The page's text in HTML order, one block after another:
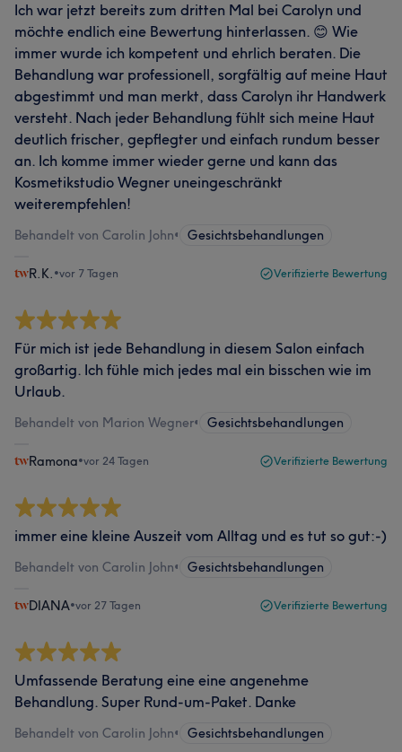
Ich war jetzt bereits zum dritten Mal bei Carolyn und
möchte endlich eine Bewertung hinterlassen. 😊 Wie
immer wurde ich kompetent und ehrlich beraten. Die
Behandlung war professionell, sorgfältig auf meine Haut
abgestimmt und man merkt, dass Carolyn ihr Handwerk
versteht. Nach jeder Behandlung fühlt sich meine Haut
deutlich frischer, gepflegter und einfach rundum besser
an. Ich komme immer wieder gerne und kann das
Kosmetikstudio Wegner uneingeschränkt
weiterempfehlen!
Behandelt von Carolin John• Gesichtsbehandlungen
R.K. •vor 7 Tagen Verifizierte Bewertung
Für mich ist jede Behandlung in diesem Salon einfach
großartig. Ich fühle mich jedes mal ein bisschen wie im
Urlaub.
Behandelt von Marion Wegner• Gesichtsbehandlungen
Ramona•vor 24 Tagen Verifizierte Bewertung
immer eine kleine Auszeit vom Alltag und es tut so gut:-)
Behandelt von Carolin John• Gesichtsbehandlungen
DIANA•vor 27 Tagen Verifizierte Bewertung
Umfassende Beratung eine eine angenehme
Behandlung. Super Rund-um-Paket. Danke
Behandelt von Carolin John• Gesichtsbehandlungen